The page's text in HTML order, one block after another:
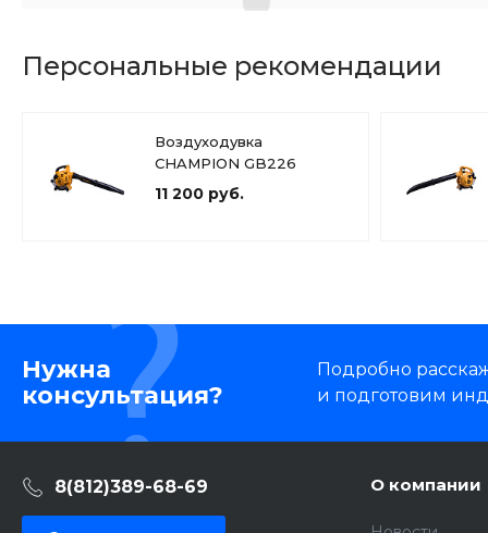
Персональные рекомендации
Воздуходувка
CHAMPION GB226
11 200 руб.
Нужна
консультация?
Подробно
и подготовим
8(812)389-68-69 О компании